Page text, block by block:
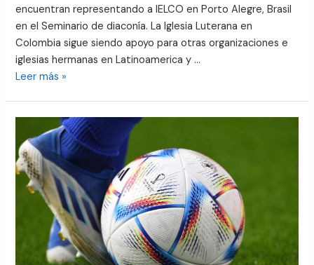
encuentran representando a IELCO en Porto Alegre, Brasil
en el Seminario de diaconía. La Iglesia Luterana en
Colombia sigue siendo apoyo para otras organizaciones e
iglesias hermanas en Latinoamerica y …
Leer más »